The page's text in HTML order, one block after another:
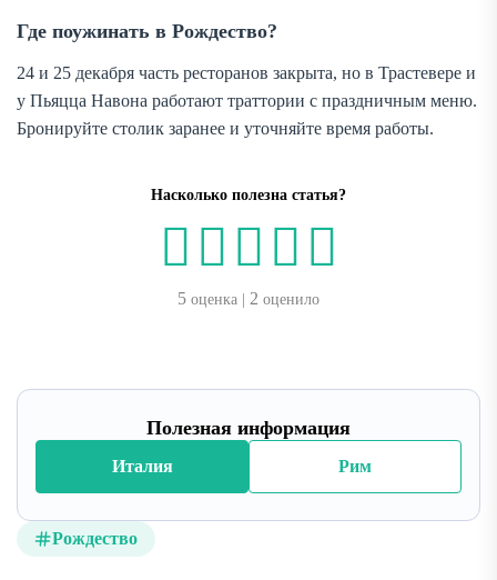
Где поужинать в Рождество?
24 и 25 декабря часть ресторанов закрыта, но в Трастевере и
у Пьяцца Навона работают траттории с праздничным меню.
Бронируйте столик заранее и уточняйте время работы.
Насколько полезна статья?
5 оценка | 2 оценило
Полезная информация
Италия Рим
Рождество